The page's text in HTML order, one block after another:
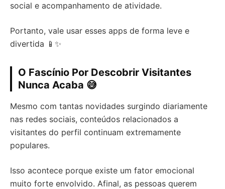
social e acompanhamento de atividade.
Portanto, vale usar esses apps de forma leve e
divertida 📱✨
O Fascínio Por Descobrir Visitantes
Nunca Acaba 😅
Mesmo com tantas novidades surgindo diariamente
nas redes sociais, conteúdos relacionados a
visitantes do perfil continuam extremamente
populares.
Isso acontece porque existe um fator emocional
muito forte envolvido. Afinal, as pessoas querem